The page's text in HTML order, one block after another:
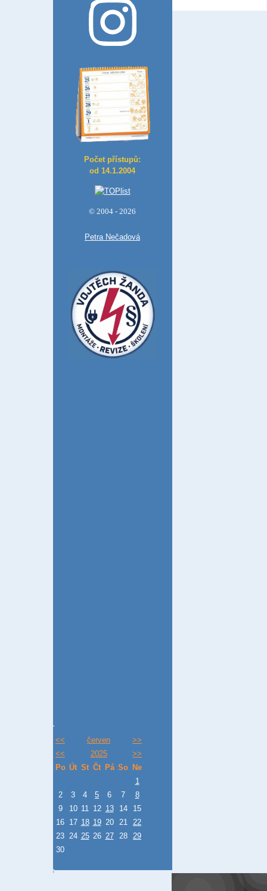
Počet přístupů:
od 14.1.2004
© 2004 - 2026
Petra Nečadová
<< červen
>>
<<
2025
>>
Po Út St Čt Pá So Ne
1
2
3 4 5 6 7
8
9
10 11 12 13 14
15
16 17 18 19 20 21
22
23 24 25 26 27 28
29
30